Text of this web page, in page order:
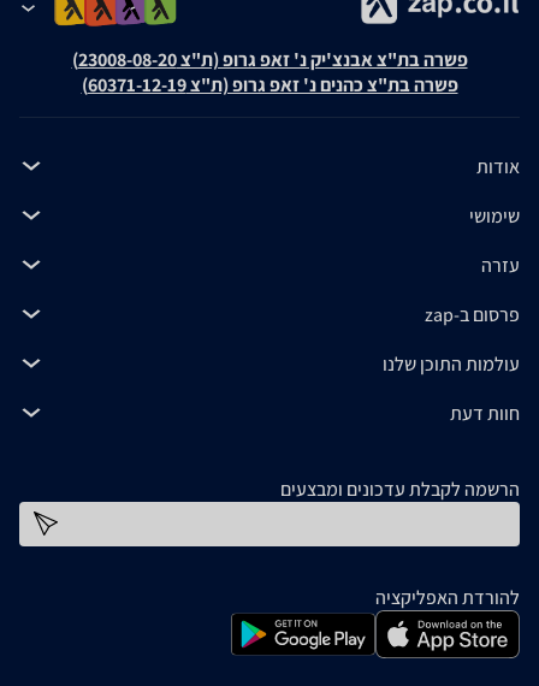
פשרה בת"צ אבנצ'יק נ' זאפ גרופ (ת"צ 23008-08-20)
פשרה בת"צ כהנים נ' זאפ גרופ (ת"צ 60371-12-19)
אודות
שימושי
עזרה
פרסום ב-zap
עולמות התוכן שלנו
חוות דעת
הרשמה לקבלת עדכונים ומבצעים
להורדת האפליקציה